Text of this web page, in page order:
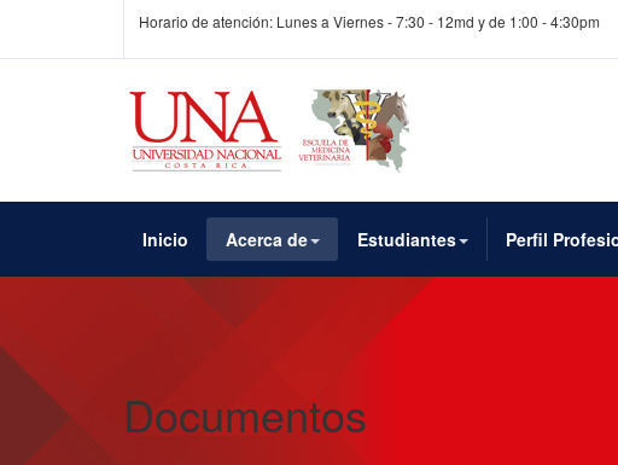
Horario de atención: Lunes a Viernes - 7:30 - 12md y de 1:00 - 4:30pm
Inicio Acerca de Estudiantes Perfil
Documentos